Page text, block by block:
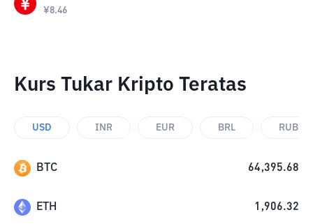
¥8.46
Kurs Tukar Kripto Teratas
USD INR EUR BRL RUB
BTC 64,395.68
ETH 1,906.32